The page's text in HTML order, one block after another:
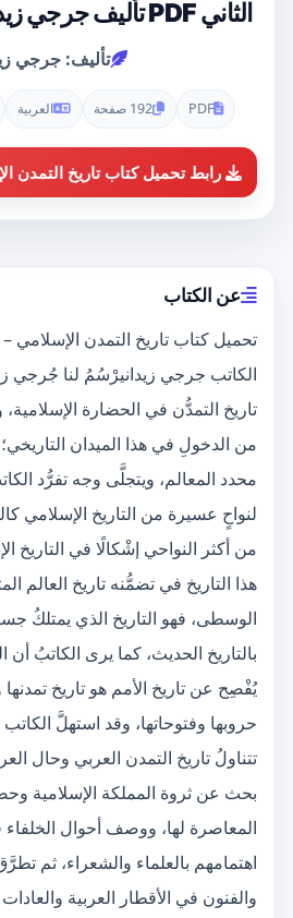
الثاني PDF تأليف جرجي زيدان مجانا [كامل]
تأليف: جرجي
PDF 192 صفحة العربية
رابط تحميل كتاب تاريخ التمدن
عن الكتاب
الكاتب جرجي زيدانيرْسُمُ لنا جُرجي
تاريخ التمدُّن في الحضارة الإسلامية،
من الدخولِ في هذا الميدان التاريخي؛
محدد المعالم، ويتجلَّى وجه تفرُّد
لنواحٍ عسيرة من التاريخ الإسلامي
من أكثر النواحي إشْكالًا في التاريخ
هذا التاريخ في تضمُّنه تاريخ العالم
الوسطى، فهو التاريخ الذي يمتلكُ
بالتاريخ الحديث، كما يرى الكاتبُ أن
يُفْصِح عن تاريخ الأمم هو تاريخ تمدنها
حروبها وفتوحاتها، وقد استهلَّ
تتناولُ تاريخ التمدن العربي وحال
بحث عن ثروة المملكة الإسلامية
المعاصرة لها، ووصف أحوال
اهتمامهم بالعلماء والشعراء، ثم
والفنون في الأقطار العربية والعادات